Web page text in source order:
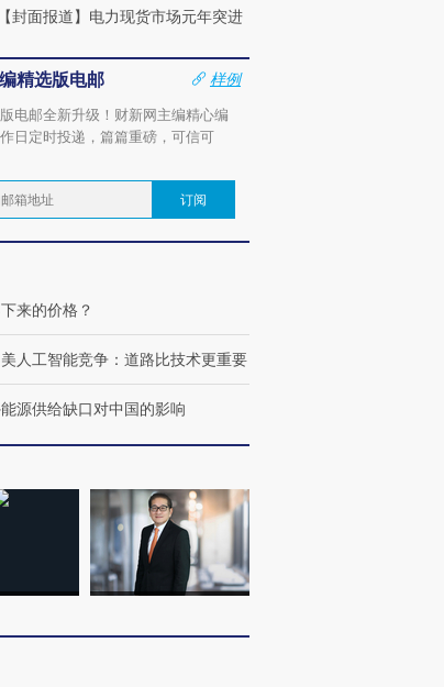
【封面报道】电力现货市场元年突进
精选版电邮
样例
电邮全新升级！财新网主编精心编
日定时投递，篇篇重磅，可信可
订阅
来的价格？
人工智能竞争：道路比技术更重要
源供给缺口对中国的影响